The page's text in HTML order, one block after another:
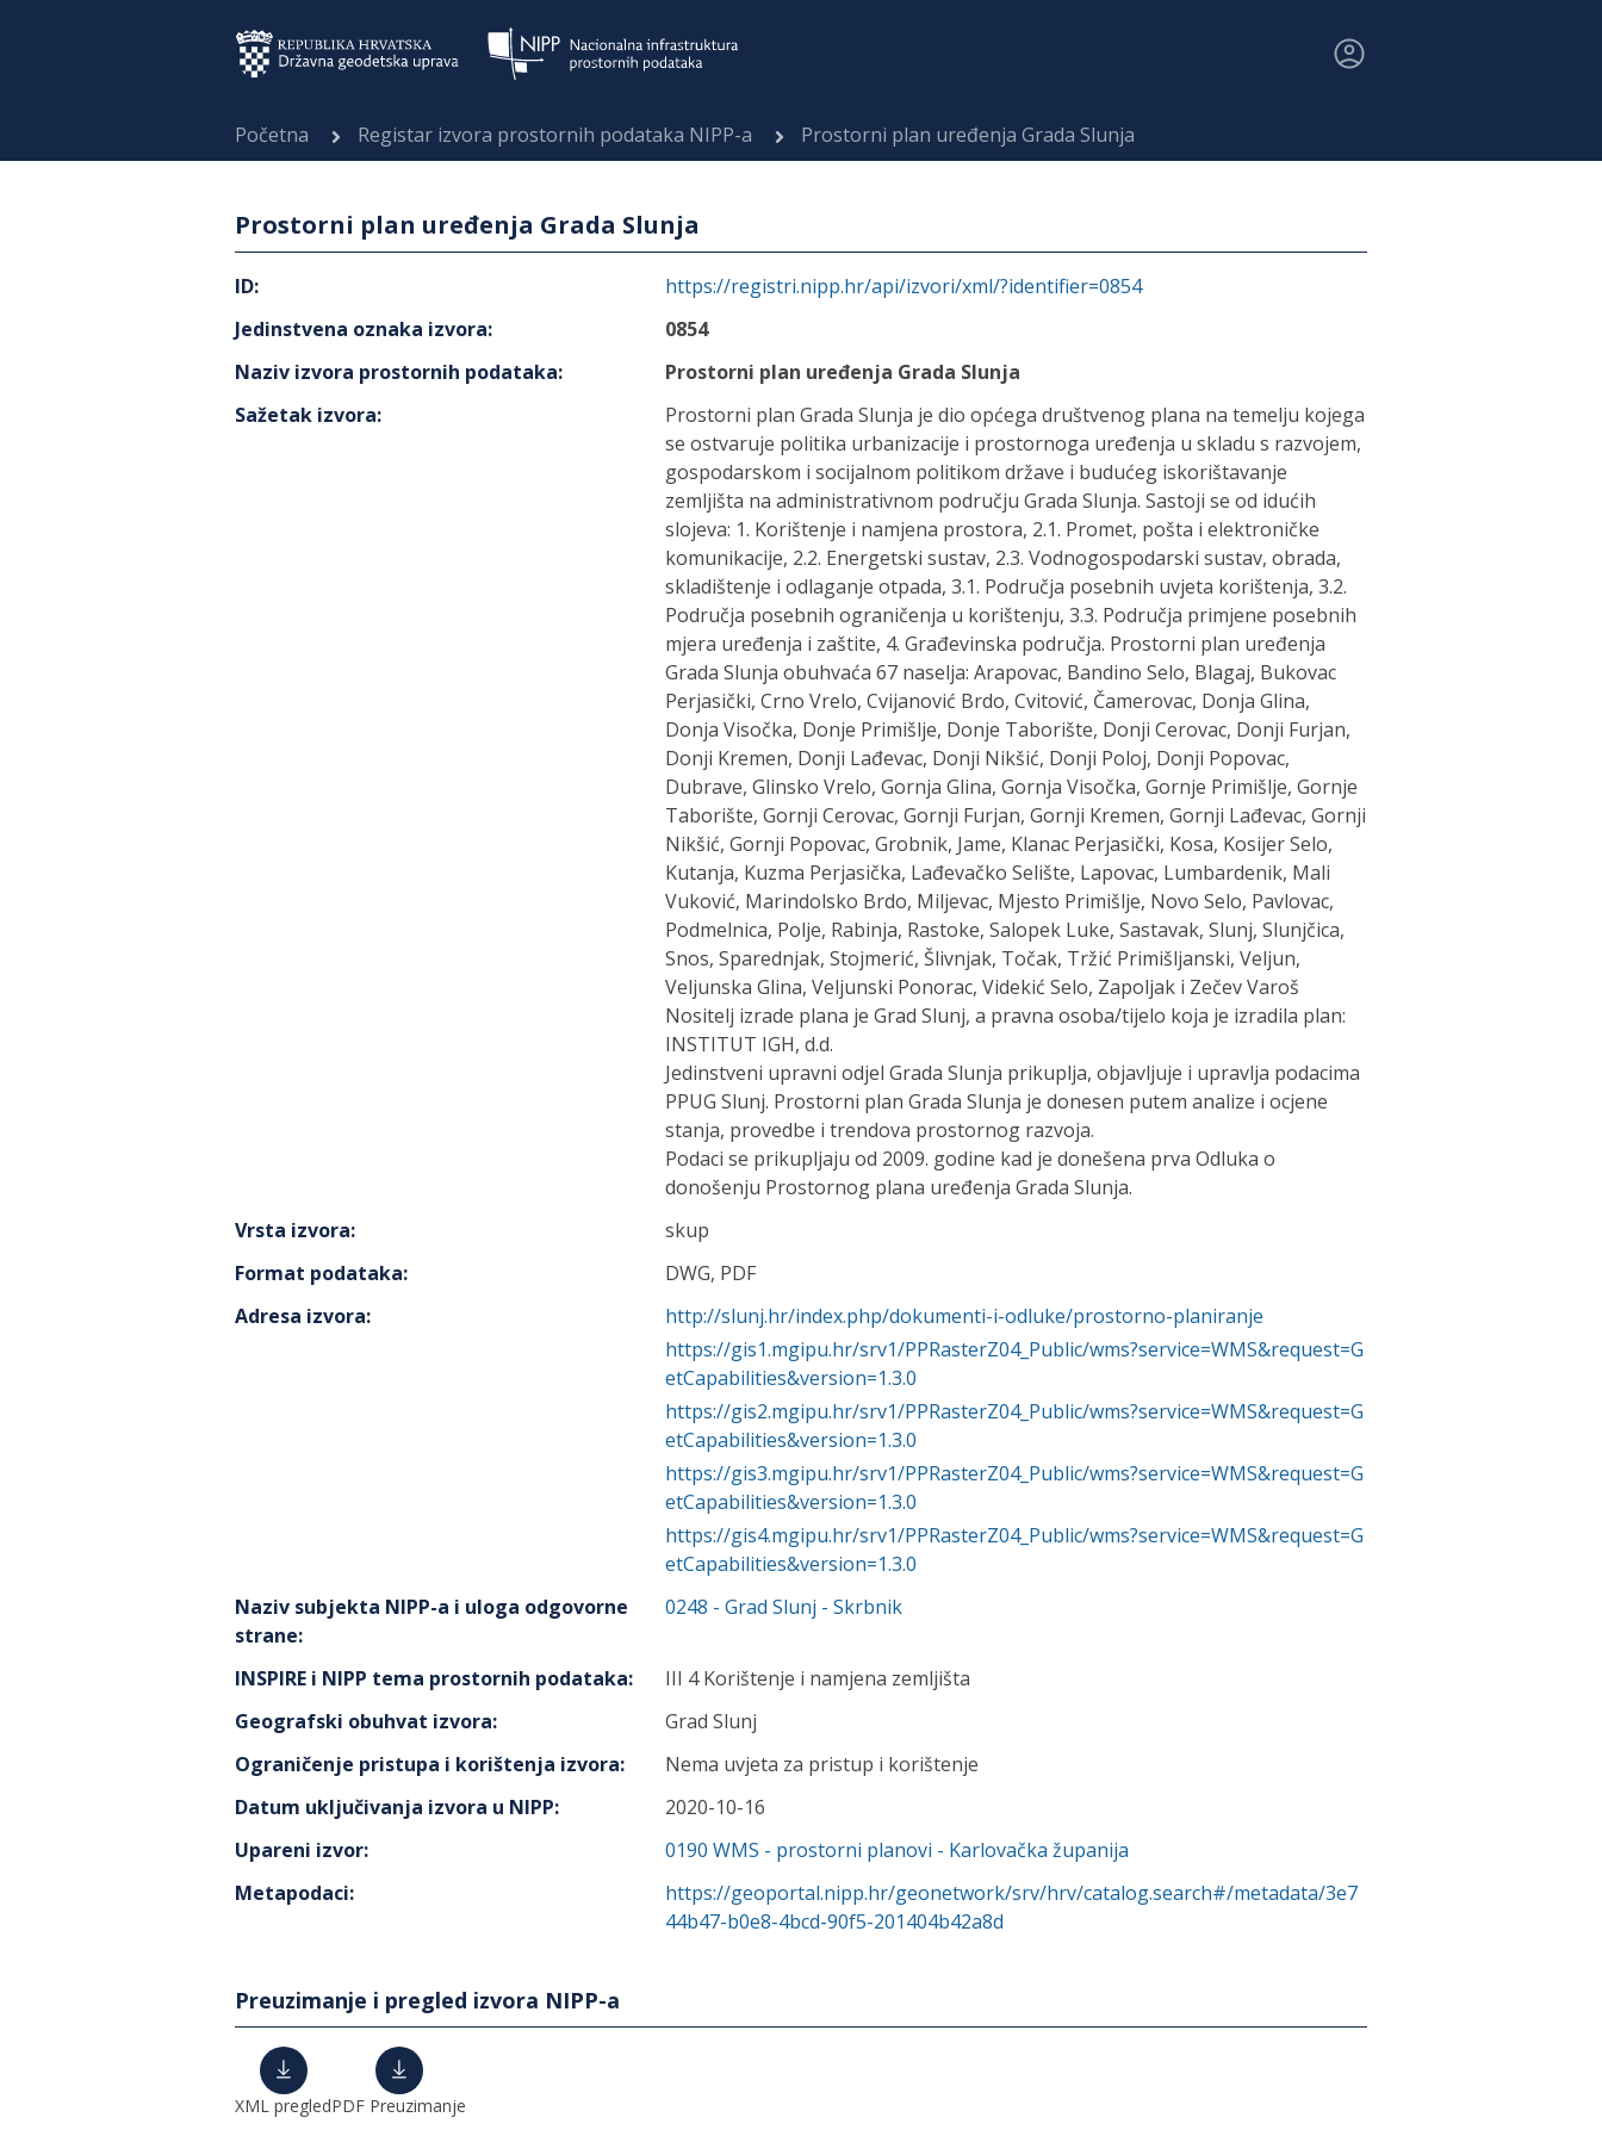
Početna Registar izvora prostornih podataka NIPP-a Prostorni plan uređenja Grada Slunja
Prostorni plan uređenja Grada Slunja
ID:
https://registri.nipp.hr/api/izvori/xml/?identifier=0854
Jedinstvena oznaka izvora:
0854
Naziv izvora prostornih podataka:
Prostorni plan uređenja Grada Slunja
Sažetak izvora:
Prostorni plan Grada Slunja je dio općega društvenog plana na temelju kojega
se ostvaruje politika urbanizacije i prostornoga uređenja u skladu s razvojem,
gospodarskom i socijalnom politikom države i budućeg iskorištavanje
zemljišta na administrativnom području Grada Slunja. Sastoji se od idućih
slojeva: 1. Korištenje i namjena prostora, 2.1. Promet, pošta i elektroničke
komunikacije, 2.2. Energetski sustav, 2.3. Vodnogospodarski sustav, obrada,
skladištenje i odlaganje otpada, 3.1. Područja posebnih uvjeta korištenja, 3.2.
Područja posebnih ograničenja u korištenju, 3.3. Područja primjene posebnih
mjera uređenja i zaštite, 4. Građevinska područja. Prostorni plan uređenja
Grada Slunja obuhvaća 67 naselja: Arapovac, Bandino Selo, Blagaj, Bukovac
Perjasički, Crno Vrelo, Cvijanović Brdo, Cvitović, Čamerovac, Donja Glina,
Donja Visočka, Donje Primišlje, Donje Taborište, Donji Cerovac, Donji Furjan,
Donji Kremen, Donji Lađevac, Donji Nikšić, Donji Poloj, Donji Popovac,
Dubrave, Glinsko Vrelo, Gornja Glina, Gornja Visočka, Gornje Primišlje, Gornje
Taborište, Gornji Cerovac, Gornji Furjan, Gornji Kremen, Gornji Lađevac, Gornji
Nikšić, Gornji Popovac, Grobnik, Jame, Klanac Perjasički, Kosa, Kosijer Selo,
Kutanja, Kuzma Perjasička, Lađevačko Selište, Lapovac, Lumbardenik, Mali
Vuković, Marindolsko Brdo, Miljevac, Mjesto Primišlje, Novo Selo, Pavlovac,
Podmelnica, Polje, Rabinja, Rastoke, Salopek Luke, Sastavak, Slunj, Slunjčica,
Snos, Sparednjak, Stojmerić, Šlivnjak, Točak, Tržić Primišljanski, Veljun,
Veljunska Glina, Veljunski Ponorac, Videkić Selo, Zapoljak i Zečev Varoš
Nositelj izrade plana je Grad Slunj, a pravna osoba/tijelo koja je izradila plan:
INSTITUT IGH, d.d.
Jedinstveni upravni odjel Grada Slunja prikuplja, objavljuje i upravlja podacima
PPUG Slunj. Prostorni plan Grada Slunja je donesen putem analize i ocjene
stanja, provedbe i trendova prostornog razvoja.
Podaci se prikupljaju od 2009. godine kad je donešena prva Odluka o
donošenju Prostornog plana uređenja Grada Slunja.
Vrsta izvora:
skup
Format podataka:
DWG, PDF
Adresa izvora:
http://slunj.hr/index.php/dokumenti-i-odluke/prostorno-planiranje
https://gis1.mgipu.hr/srv1/PPRasterZ04_Public/wms?service=WMS&request=G
etCapabilities&version=1.3.0
https://gis2.mgipu.hr/srv1/PPRasterZ04_Public/wms?service=WMS&request=G
etCapabilities&version=1.3.0
https://gis3.mgipu.hr/srv1/PPRasterZ04_Public/wms?service=WMS&request=G
etCapabilities&version=1.3.0
https://gis4.mgipu.hr/srv1/PPRasterZ04_Public/wms?service=WMS&request=G
etCapabilities&version=1.3.0
Naziv subjekta NIPP-a i uloga odgovorne
strane:
0248 - Grad Slunj - Skrbnik
INSPIRE i NIPP tema prostornih podataka:
III 4 Korištenje i namjena zemljišta
Geografski obuhvat izvora:
Grad Slunj
Ograničenje pristupa i korištenja izvora:
Nema uvjeta za pristup i korištenje
Datum uključivanja izvora u NIPP:
2020-10-16
Upareni izvor: 0190 WMS - prostorni planovi - Karlovačka županija
Metapodaci:
https://geoportal.nipp.hr/geonetwork/srv/hrv/catalog.search#/metadata/3e7
44b47-b0e8-4bcd-90f5-201404b42a8d
Preuzimanje i pregled izvora NIPP-a
XML pregledPDF Preuzimanje